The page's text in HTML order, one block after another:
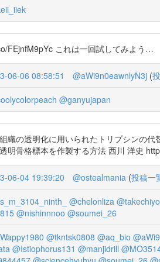
FEjnfM9pYc これは一回試してみよう…
06-06 08:58:51 @aWi9n0eawnlyN3j (
@ganyujapan
織の透明化に用いられたトリプシンの
明骨格標本を作製する方法 西川 洋史
06-04 19:39:20 @ostealmania (投稿一
@chelonliza
@nishinnnoo @soumei_26
@tkntsk0808 @aq_bio
@Istiophorus131 @manjidrill